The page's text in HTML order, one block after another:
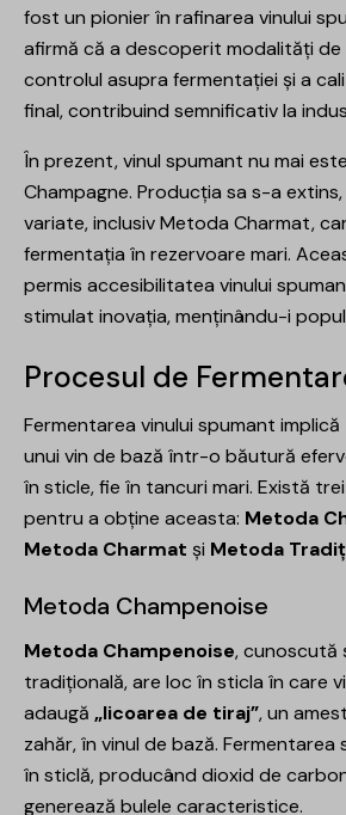
fost un pionier în rafinarea vinului
afirmă că a descoperit modalități
controlul asupra fermentației și a
final, contribuind semnificativ la
În prezent, vinul spumant nu mai
Champagne. Producția sa s-a
variate, inclusiv Metoda Charmat,
fermentația în rezervoare mari.
permis accesibilitatea vinului
stimulat inovația, menținându-i
Procesul de
Fermentarea vinului spumant
unui vin de bază într-o băutură
în sticle, fie în tancuri mari. Există
pentru a obține aceasta: Metoda
Metoda Charmat și Metoda
Metoda Champenoise
Metoda Champenoise, cunoscută
tradițională, are loc în sticla în care
adaugă „licoarea de tiraj”, un
zahăr, în vinul de bază.
în sticlă, producând dioxid de
generează bulele caracteristice.